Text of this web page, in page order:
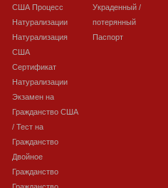
США Процесс
Натурализации
Натурализация
США
Сертификат
Натурализации
Экзамен на
Гражданство США
/ Тест на
Гражданство
Двойное
Гражданство
Украденный /
потерянный
Паспорт